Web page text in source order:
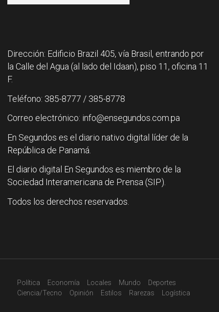
Dirección: Edificio Brazil 405, vía Brasil, entrando por
la Calle del Agua (al lado del Idaan), piso 11, oficina 11
F.
Teléfono: 385-8777 / 385-8778
Correo electrónico: info@ensegundos.com.pa
En Segundos es el diario nativo digital líder de la
República de Panamá.
El diario digital En Segundos es miembro de la
Sociedad Interamericana de Prensa (SIP).
Todos los derechos reservados.
Política Economía Locales Mundo
Deportes
Ciencia/Tecno
Opinión Estilos Rarezas Logística